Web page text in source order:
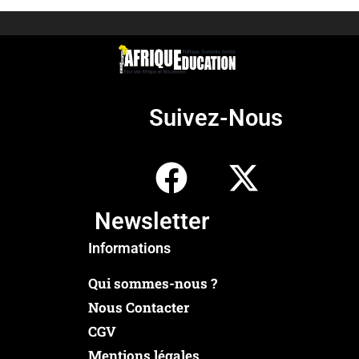
Suivez-Nous
Newsletter
Informations
Qui sommes-nous ?
Nous Contacter
CGV
Mentions légales